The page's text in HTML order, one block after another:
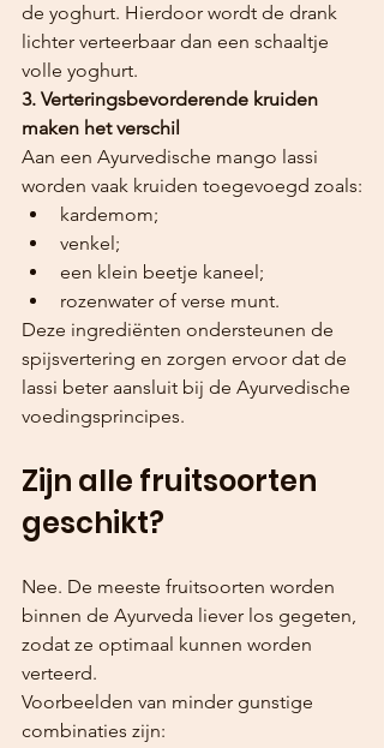
de yoghurt. Hierdoor wordt de drank
lichter verteerbaar dan een schaaltje
volle yoghurt.
3. Verteringsbevorderende kruiden
maken het verschil
Aan een Ayurvedische mango lassi
worden vaak kruiden toegevoegd zoals:
kardemom;
venkel;
een klein beetje kaneel;
rozenwater of verse munt.
Deze ingrediënten ondersteunen de
spijsvertering en zorgen ervoor dat de
lassi beter aansluit bij de Ayurvedische
voedingsprincipes.
Zijn alle fruitsoorten
geschikt?
Nee. De meeste fruitsoorten worden
binnen de Ayurveda liever los gegeten,
zodat ze optimaal kunnen worden
verteerd.
Voorbeelden van minder gunstige
combinaties zijn: